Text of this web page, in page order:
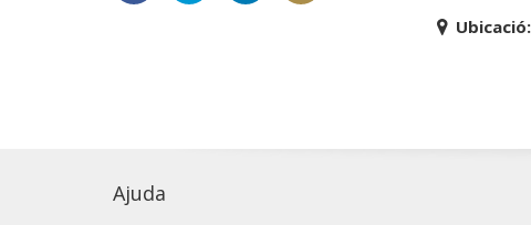
Ubicació:
Ajuda